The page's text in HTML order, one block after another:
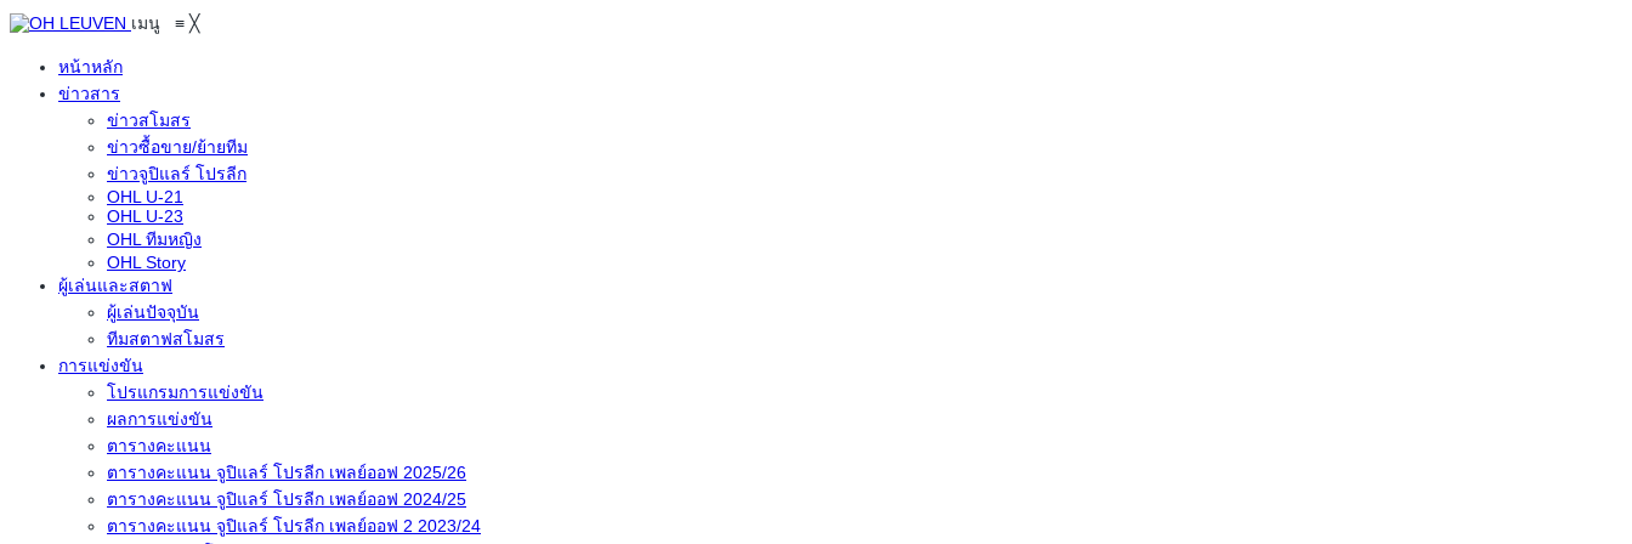
เมนู ≡ ╳
หน้าหลัก
ข่าวสาร
ข่าวสโมสร
ข่าวซื้อขาย/ย้ายทีม
ข่าวจูปิแลร์ โปรลีก
OHL U-21
OHL U-23
OHL ทีมหญิง
OHL Story
ผู้เล่นและสตาฟ
ผู้เล่นปัจจุบัน
ทีมสตาฟสโมสร
การแข่งขัน
โปรแกรมการแข่งขัน
ผลการแข่งขัน
ตารางคะแนน
ตารางคะแนน จูปิแลร์ โปรลีก เพลย์ออฟ 2025/26
ตารางคะแนน จูปิแลร์ โปรลีก เพลย์ออฟ 2024/25
ตารางคะแนน จูปิแลร์ โปรลีก เพลย์ออฟ 2 2023/24